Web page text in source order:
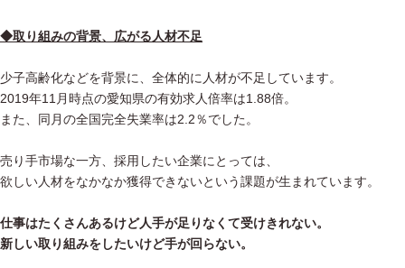
◆取り組みの背景、広がる人材不足
少子高齢化などを背景に、全体的に人材が不足しています。
2019年11月時点の愛知県の有効求人倍率は1.88倍。
また、同月の全国完全失業率は2.2％でした。
売り手市場な一方、採用したい企業にとっては、
欲しい人材をなかなか獲得できないという課題が生まれています。
仕事はたくさんあるけど人手が足りなくて受けきれない。
新しい取り組みをしたいけど手が回らない。